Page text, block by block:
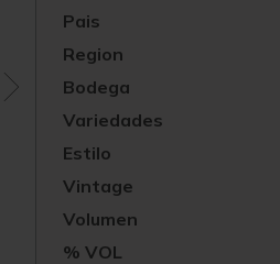
Pais
Vintage
Region
Volumen
Bodega
% VOL
Variedades
Estilo